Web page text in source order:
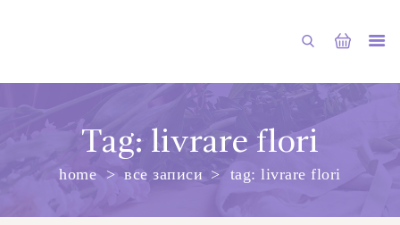
Tag: livrare flori
home все записи tag: livrare flori
ГЛАВНАЯ
МАГАЗИН